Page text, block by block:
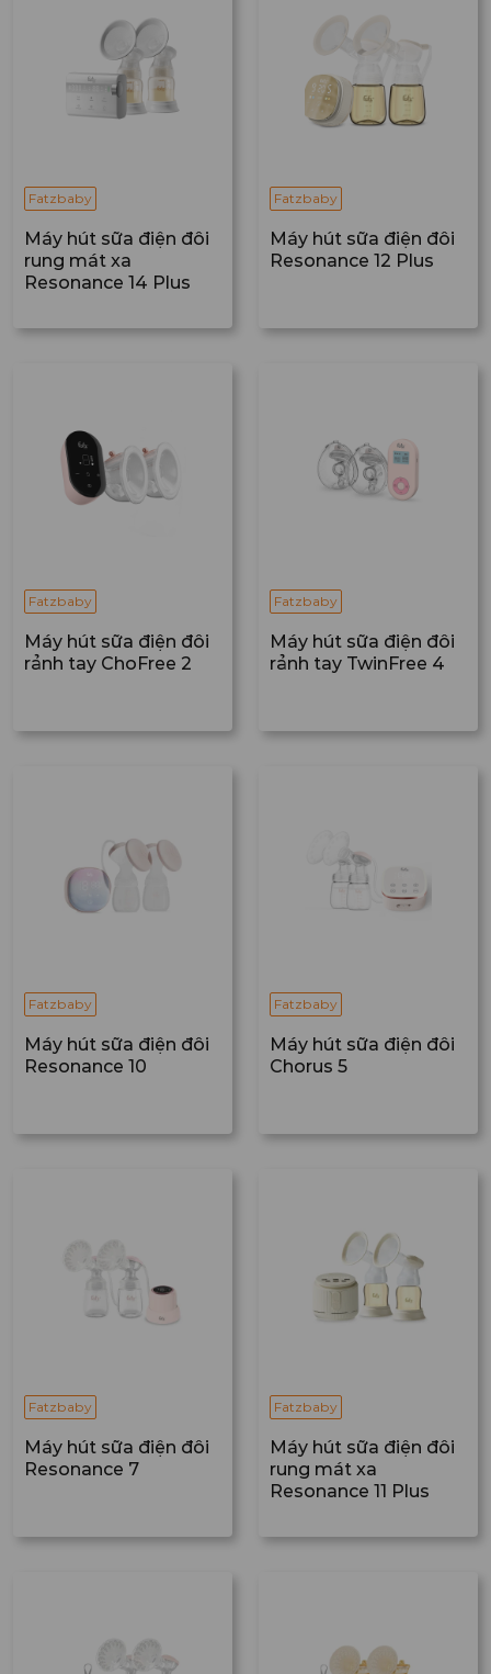
Fatzbaby
Máy hút sữa điện đôi
rung mát xa
Resonance 14 Plus
Fatzbaby
Máy hút sữa điện đôi
Resonance 12 Plus
Fatzbaby
Máy hút sữa điện đôi
rảnh tay ChoFree 2
Fatzbaby
Máy hút sữa điện đôi
rảnh tay TwinFree 4
Fatzbaby
Máy hút sữa điện đôi
Resonance 10
Fatzbaby
Máy hút sữa điện đôi
Chorus 5
Fatzbaby
Máy hút sữa điện đôi
Resonance 7
Fatzbaby
Máy hút sữa điện đôi
rung mát xa
Resonance 11 Plus